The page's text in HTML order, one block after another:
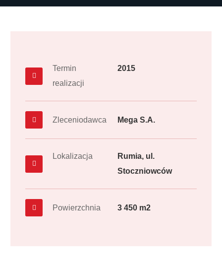
Termin
realizacji
2015
Zleceniodawca Mega S.A.
Lokalizacja
Rumia, ul.
Stoczniowców
Powierzchnia 3 450 m2